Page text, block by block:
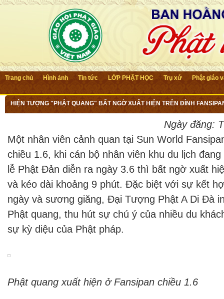
Trang chủ Hình ảnh Tin tức LỚP PHẬT HỌC Trụ xứ Phật giáo
HIỆN TƯỢNG "PHẬT QUANG" BẤT NGỜ XUẤT HIỆN TRÊN ĐỈNH
Ngày đăng:
Một nhân viên cảnh quan tại Sun World
chiều 1.6, khi cán bộ nhân viên khu du lịch
lễ Phật Đản diễn ra ngày 3.6 thì bất ngờ xuất
và kéo dài khoảng 9 phút. Đặc biệt với sự kết
ngày và sương giăng, Đại Tượng Phật A Di Đà
Phật quang, thu hút sự chú ý của nhiều du
sự kỳ diệu của Phật pháp.
Phật quang xuất hiện ở Fansipan chiều 1.6